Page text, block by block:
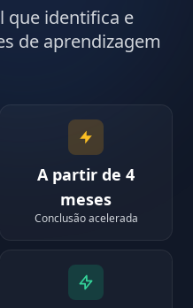
que identifica e
de aprendizagem
A partir de 4
meses
Conclusão acelerada